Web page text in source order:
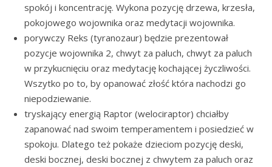
spokój i koncentrację. Wykona pozycję drzewa, krzesła,
pokojowego wojownika oraz medytacji wojownika.
porywczy Reks (tyranozaur) będzie prezentował
pozycje wojownika 2, chwyt za paluch, chwyt za paluch
w przykucnięciu oraz medytację kochającej życzliwości.
Wszytko po to, by opanować złość która nachodzi go
niepodziewanie.
tryskający energią Raptor (welociraptor) chciałby
zapanować nad swoim temperamentem i posiedzieć w
spokoju. Dlatego też pokaże dzieciom pozycję deski,
deski bocznej, deski bocznej z chwytem za paluch oraz